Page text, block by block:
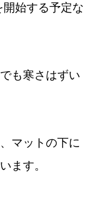
札幌市
始する予定な
も寒さはずい
マットの下に
ます。